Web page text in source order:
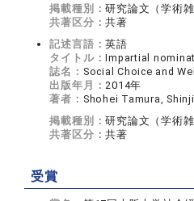
掲載種別：研究論文（学術雑
共著区分：共著
記述言語：英語
タイトル：Impartial
誌名： Social Choice and
出版年月：2014年
著者： Shohei Tamura,
掲載種別：研究論文（学術雑
共著区分：共著
受賞